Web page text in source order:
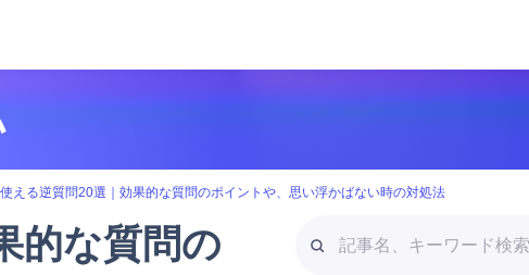
転職活動ガイド
転職準備
える逆質問20選｜効果的な質問のポイントや、思い浮かばない時の対処法
的な質問の
事